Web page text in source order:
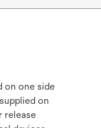
on one side
on
release